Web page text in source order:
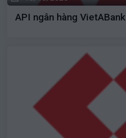
API ngân hàng VietABank